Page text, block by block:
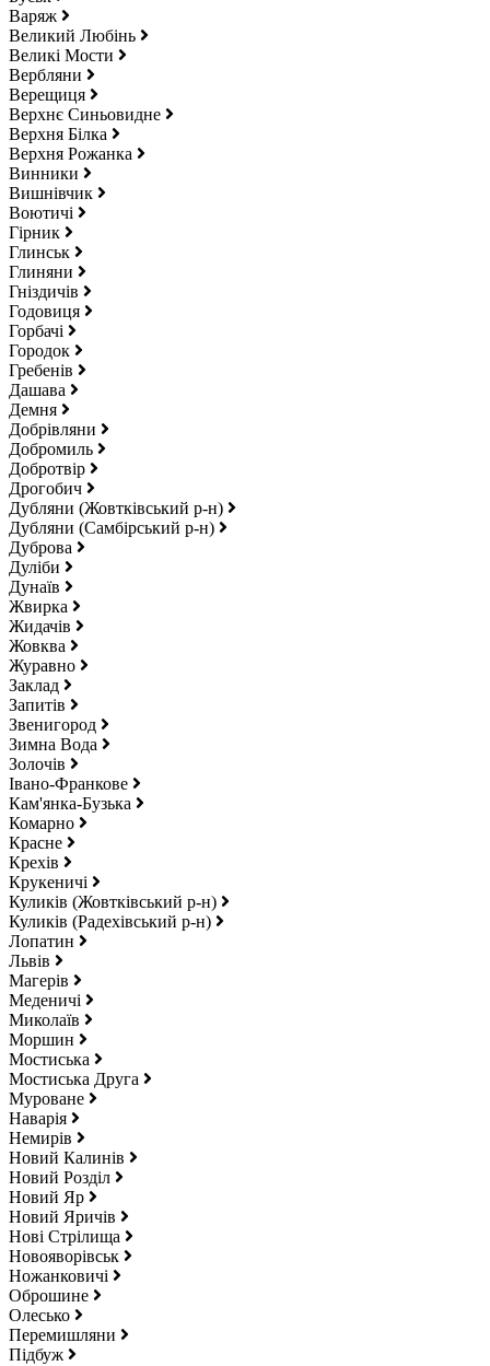
Варяж
Великий Любінь
Великі Мости
Вербляни
Верещиця
Верхнє Синьовидне
Верхня Білка
Верхня Рожанка
Винники
Вишнівчик
Воютичі
Гірник
Глинськ
Глиняни
Гніздичів
Годовиця
Горбачі
Городок
Гребенів
Дашава
Демня
Добрівляни
Добромиль
Добротвір
Дрогобич
Дубляни (Жовтківський р-н)
Дубляни (Самбірський р-н)
Дуброва
Дуліби
Дунаїв
Жвирка
Жидачів
Жовква
Журавно
Заклад
Запитів
Звенигород
Зимна Вода
Золочів
Івано-Франкове
Кам'янка-Бузька
Комарно
Красне
Крехів
Крукеничі
Куликів (Жовтківський р-н)
Куликів (Радехівський р-н)
Лопатин
Львів
Магерів
Меденичі
Миколаїв
Моршин
Мостиська
Мостиська Друга
Муроване
Наварія
Немирів
Новий Калинів
Новий Розділ
Новий Яр
Новий Яричів
Нові Стрілища
Новояворівськ
Ножанковичі
Оброшине
Олесько
Перемишляни
Підбуж